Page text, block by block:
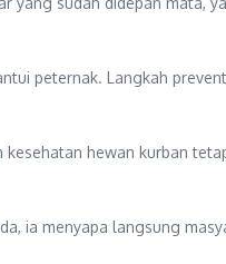
peternak. Langkah
hewan kurban
ia menyapa langsung